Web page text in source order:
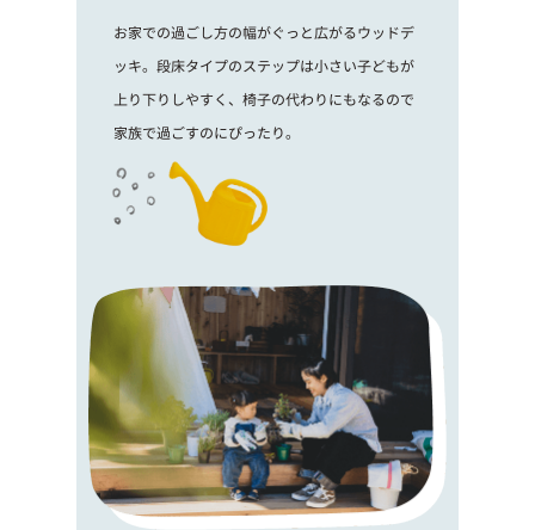
お家での過ごし方の幅がぐっと広がるウッドデ
ッキ。段床タイプのステップは小さい子どもが
上り下りしやすく、椅子の代わりにもなるので
家族で過ごすのにぴったり。